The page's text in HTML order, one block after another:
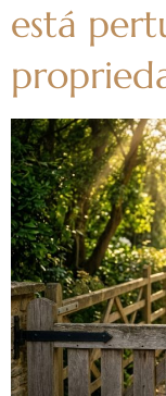
está